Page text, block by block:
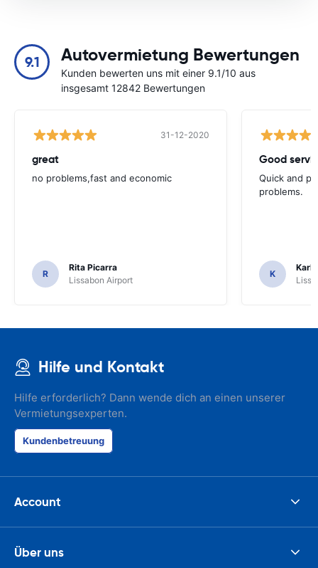
9.1 Autovermietung Bewertungen
Kunden bewerten uns mit einer 9.1/10 aus
insgesamt 12842 Bewertungen
31-12-2020
great
no problems,fast and economic
R
Rita Picarra
Lissabon Airport
Good
Quick and
problems.
K
Karl
Hilfe und Kontakt
Hilfe erforderlich? Dann wende dich an einen unserer
Vermietungsexperten.
Kundenbetreuung
Account
Über uns